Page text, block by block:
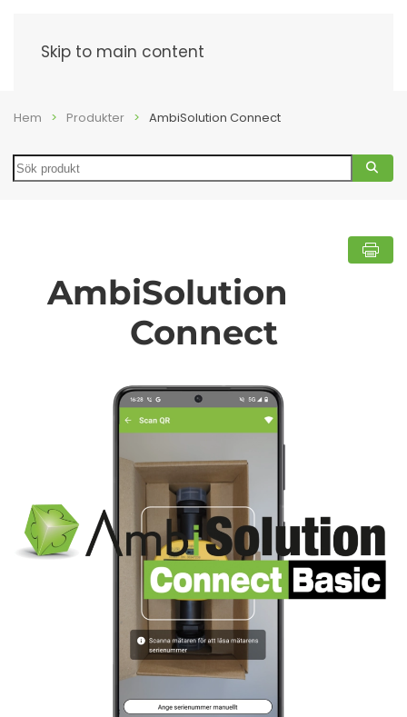
Skip to main content
Hem Produkter AmbiSolution Connect
Search
AmbiSolution
Connect